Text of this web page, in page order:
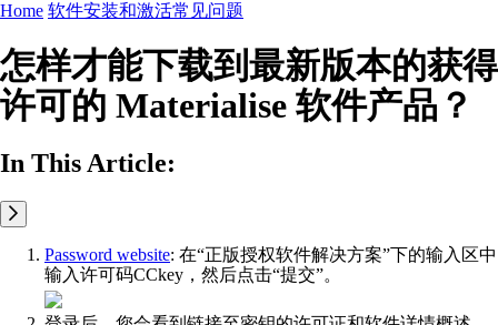
Home 软件安装和激活常见问题
怎样才能下载到最新版本的获得
许可的 Materialise 软件产品？
In This Article:
Password website: 在“正版授权软件解决方案”下的输入区中
输入许可码CCkey，然后点击“提交”。